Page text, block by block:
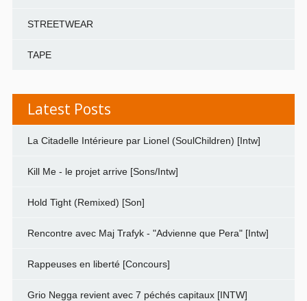
STREETWEAR
TAPE
Latest Posts
La Citadelle Intérieure par Lionel (SoulChildren) [Intw]
Kill Me - le projet arrive [Sons/Intw]
Hold Tight (Remixed) [Son]
Rencontre avec Maj Trafyk - "Advienne que Pera" [Intw]
Rappeuses en liberté [Concours]
Grio Negga revient avec 7 péchés capitaux [INTW]